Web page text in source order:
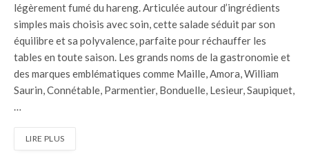
légèrement fumé du hareng. Articulée autour d’ingrédients
simples mais choisis avec soin, cette salade séduit par son
équilibre et sa polyvalence, parfaite pour réchauffer les
tables en toute saison. Les grands noms de la gastronomie et
des marques emblématiques comme Maille, Amora, William
Saurin, Connétable, Parmentier, Bonduelle, Lesieur, Saupiquet,
…
LIRE PLUS